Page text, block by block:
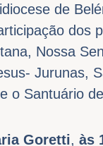
de
dos
Nossa
Jurunas,
o Santuário
Goretti, às